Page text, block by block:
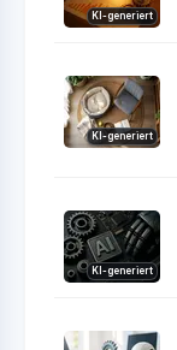
KI-generiert
KI-generiert
KI-generiert